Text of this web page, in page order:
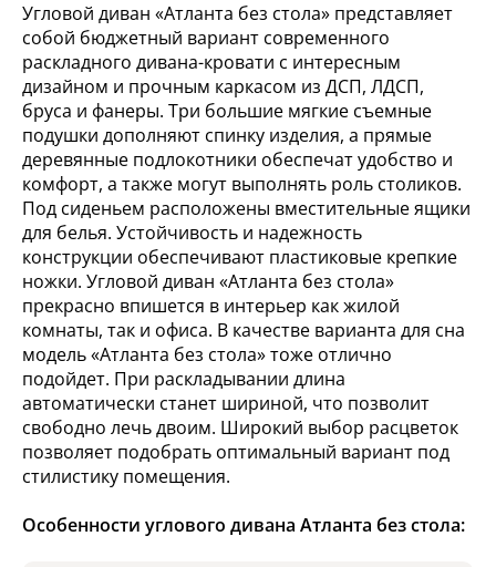
Угловой диван «Атланта без стола» представляет
собой бюджетный вариант современного
раскладного дивана-кровати с интересным
дизайном и прочным каркасом из ДСП, ЛДСП,
бруса и фанеры. Три большие мягкие съемные
подушки дополняют спинку изделия, а прямые
деревянные подлокотники обеспечат удобство и
комфорт, а также могут выполнять роль столиков.
Под сиденьем расположены вместительные ящики
для белья. Устойчивость и надежность
конструкции обеспечивают пластиковые крепкие
ножки. Угловой диван «Атланта без стола»
прекрасно впишется в интерьер как жилой
комнаты, так и офиса. В качестве варианта для сна
модель «Атланта без стола» тоже отлично
подойдет. При раскладывании длина
автоматически станет шириной, что позволит
свободно лечь двоим. Широкий выбор расцветок
позволяет подобрать оптимальный вариант под
стилистику помещения.
Особенности углового дивана Атланта без стола: